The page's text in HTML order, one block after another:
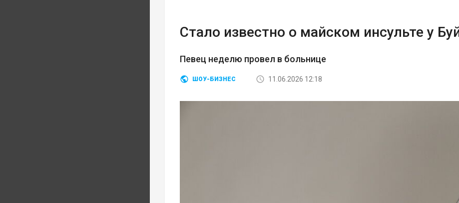
Стало известно о майском инсульте у
Певец неделю провел в больнице
ШОУ-БИЗНЕС 11.06.2026 12:18